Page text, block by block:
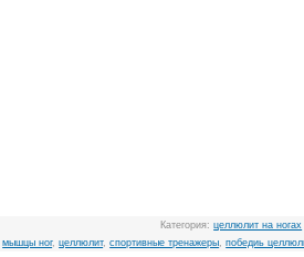
Категория: целлюлит на ногах
,мышцы ног,целлюлит,спортивные тренажеры ,победиь